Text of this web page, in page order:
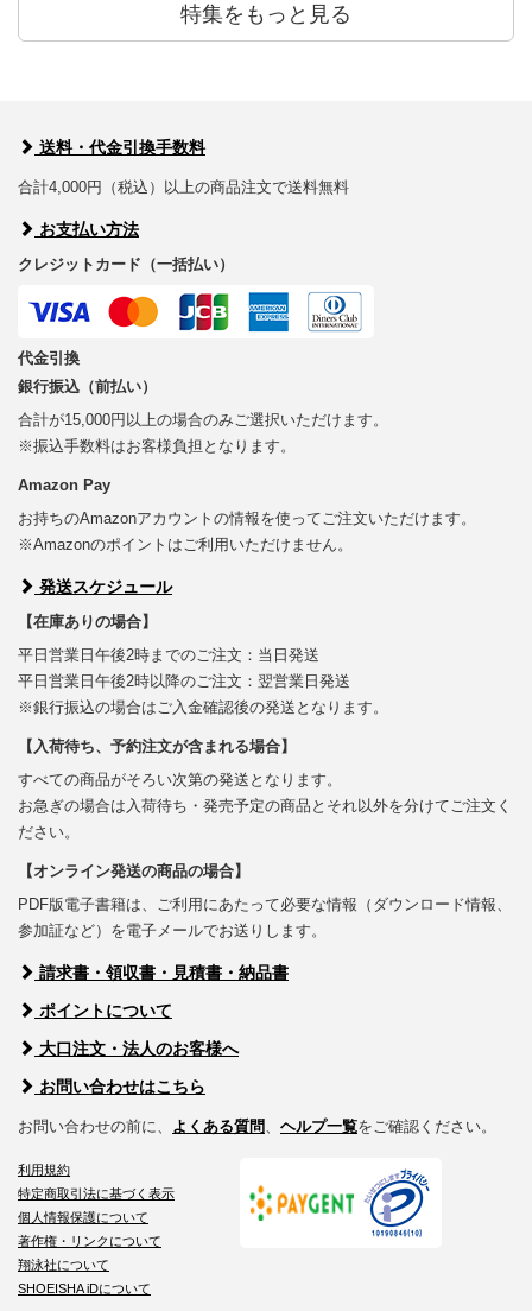
特集をもっと見る
送料・代金引換手数料
合計4,000円（税込）以上の商品注文で送料無料
お支払い方法
クレジットカード（一括払い）
代金引換
銀行振込（前払い）
合計が15,000円以上の場合のみご選択いただけます。
※振込手数料はお客様負担となります。
Amazon Pay
お持ちのAmazonアカウントの情報を使ってご注文いただけます。
※Amazonのポイントはご利用いただけません。
発送スケジュール
【在庫ありの場合】
平日営業日午後2時までのご注文：当日発送
平日営業日午後2時以降のご注文：翌営業日発送
※銀行振込の場合はご入金確認後の発送となります。
【入荷待ち、予約注文が含まれる場合】
すべての商品がそろい次第の発送となります。
お急ぎの場合は入荷待ち・発売予定の商品とそれ以外を分けてご注文く
ださい。
【オンライン発送の商品の場合】
PDF版電子書籍は、ご利用にあたって必要な情報（ダウンロード情報、
参加証など）を電子メールでお送りします。
請求書・領収書・見積書・納品書
ポイントについて
大口注文・法人のお客様へ
お問い合わせはこちら
お問い合わせの前に、 よくある質問 ヘルプ一覧をご確認ください。
利用規約
特定商取引法に基づく表示
個人情報保護について
著作権・リンクについて
翔泳社について
SHOEISHA iDについて